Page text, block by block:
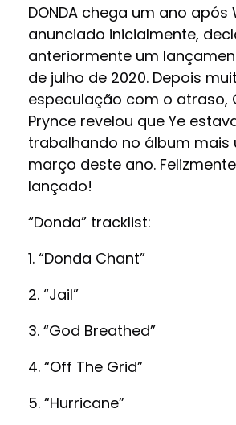
DONDA chega um ano após
anunciado inicialmente,
anteriormente um
de julho de 2020. Depois
especulação com o atraso,
Prynce revelou que Ye
trabalhando no álbum mais
março deste ano.
lançado!
“Donda” tracklist:
1. “Donda Chant”
2. “Jail”
3. “God Breathed”
4. “Off The Grid”
5. “Hurricane”